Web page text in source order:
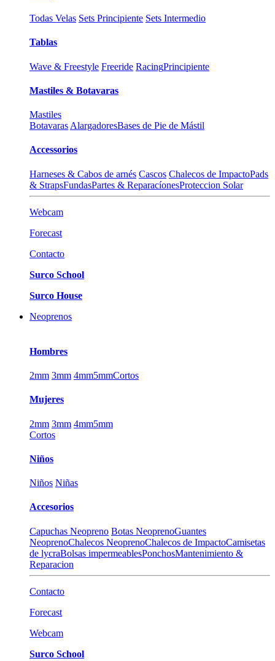
Todas Velas Sets Principiente Sets Intermedio
Tablas
Wave & Freestyle Freeride RacingPrincipiente
Mastiles & Botavaras
Mastiles
Botavaras AlargadoresBases de Pie de Mástil
Accessorios
Harneses & Cabos de arnés Cascos Chalecos de ImpactoPads
& StrapsFundasPartes & ReparacíonesProteccion Solar
Webcam
Forecast
Contacto
Surco School
Surco House
Neoprenos
Hombres
2mm 3mm 4mm5mmCortos
Mujeres
2mm 3mm 4mm5mm
Cortos
Niños
Niños Niñas
Accesorios
Capuchas Neopreno Botas NeoprenoGuantes
NeoprenoChalecos NeoprenoChalecos de ImpactoCamisetas
de lycraBolsas impermeablesPonchosMantenimiento &
Reparacion
Contacto
Forecast
Webcam
Surco School